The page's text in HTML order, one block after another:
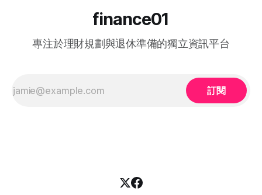
向聘用中高齡人士的僱主發放誘因（在職培訓津貼），以抵銷
finance01
專注於理財規劃與退休準備的獨立資訊平台
訂閱